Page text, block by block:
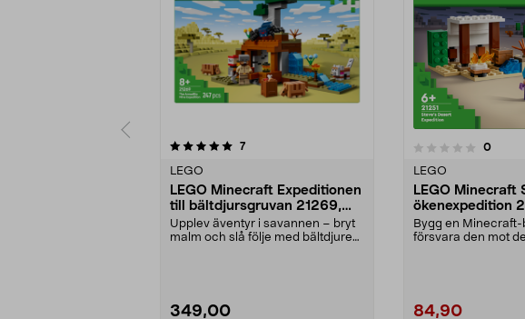
7recensioner
LEGO
LEGO Minecraft Expeditionen
till bältdjursgruvan 21269,
från 8 år
Upplev äventyr i savannen – bryt
malm och slå följe med bältdjuren.
349,00
0.0 av 5 stjärnor 0
LEGO
LEGO Minecraft
ökenexpedition
år
Bygg en Minecraft-
försvara den mot
84,90
5.0av 5